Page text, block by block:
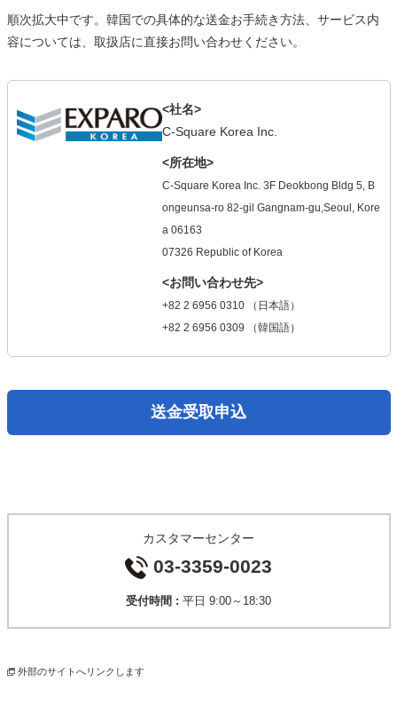
順次拡大中です。韓国での具体的な送金お手続き方法、サービス内
容については、取扱店に直接お問い合わせください。
<社名>
C-Square Korea Inc.
<所在地>
C-Square Korea Inc. 3F Deokbong Bldg 5, B
ongeunsa-ro 82-gil Gangnam-gu,Seoul, Kore
a 06163
07326 Republic of Korea
<お問い合わせ先>
+82 2 6956 0310 （日本語）
+82 2 6956 0309 （韓国語）
送金受取申込
カスタマーセンター
03-3359-0023
受付時間 : 平日 9:00～18:30
外部のサイトへリンクします